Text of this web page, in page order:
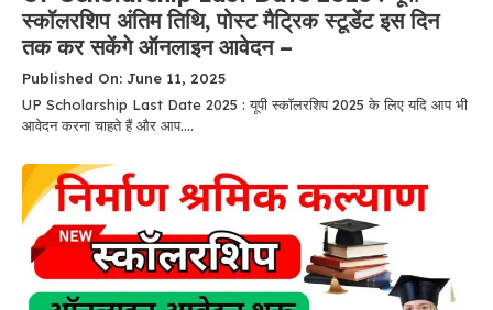
स्कॉलरशिप अंतिम तिथि, पोस्ट मैट्रिक स्टूडेंट इस दिन
तक कर सकेंगे ऑनलाइन आवेदन –
Published On: June 11, 2025
UP Scholarship Last Date 2025 : यूपी स्कॉलरशिप 2025 के लिए यदि आप भी
आवेदन करना चाहते हैं और आप....